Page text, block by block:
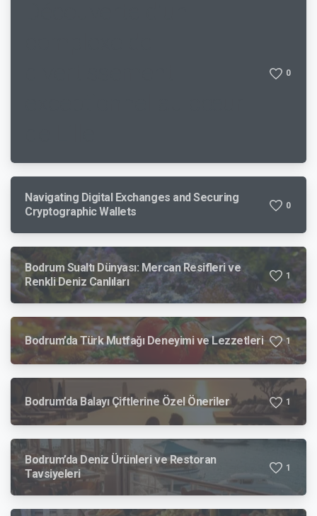
0
Navigating Digital Exchanges and Securing
Cryptographic Wallets
0
Bodrum Sualtı Dünyası: Mercan Resifleri ve
Renkli Deniz Canlıları
1
Bodrum’da Türk Mutfağı Deneyimi ve Lezzetleri 1
Bodrum’da Balayı Çiftlerine Özel Öneriler 1
Bodrum’da Deniz Ürünleri ve Restoran
Tavsiyeleri
1